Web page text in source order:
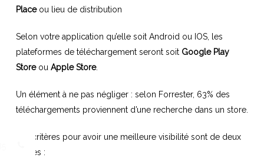
Placeou lieu de distribution
Selon votre application qu’elle soit Android ou IOS, les
plateformes de téléchargement seront soit Google Play
Store ou Apple Store.
Un élément à ne pas négliger : selon Forrester, 63% des
téléchargements proviennent d’une recherche dans un store.
Les critères pour avoir une meilleure visibilité sont de deux
ordres :